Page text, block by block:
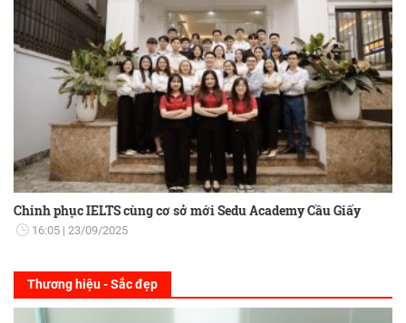
Chinh phục IELTS cùng cơ sở mới Sedu Academy Cầu Giấy
16:05 23/09/2025
Thương hiệu - Sắc đẹp